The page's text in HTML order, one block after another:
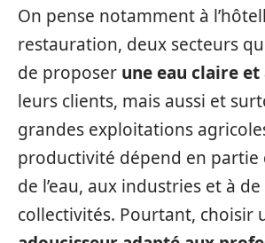
On pense notamment à
restauration, deux secteurs
de proposer une eau claire
leurs clients, mais aussi et
grandes exploitations
productivité dépend en partie
de l’eau, aux industries et à
collectivités. Pourtant, choisir